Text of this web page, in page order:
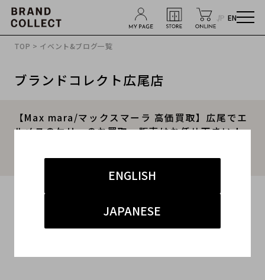
JP EN
ENGLISH
JAPANESE
TOP > イベント&ブログ一覧
ブランドコレクト広尾店
【Max mara/マックスマーラ 高価買取】広尾でエ
ルメスのケリーのお買取・販売はお任せ下さい！
2024.10.27
#マックスマーラ #買取